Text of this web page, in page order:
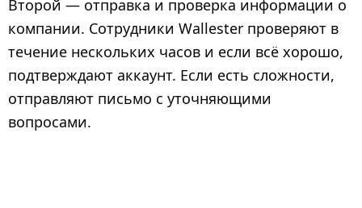
Второй — отправка и проверка информации о
компании. Сотрудники Wallester проверяют в
течение нескольких часов и если всё хорошо,
подтверждают аккаунт. Если есть сложности,
отправляют письмо с уточняющими
вопросами.